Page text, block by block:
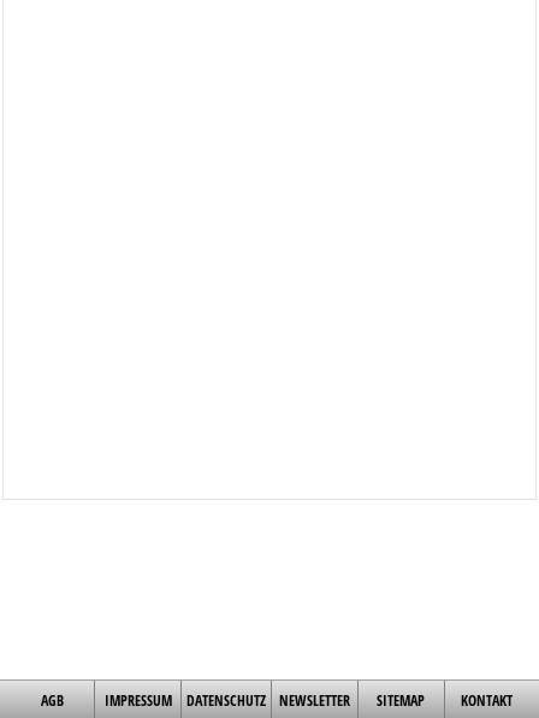
AGB IMPRESSUM DATENSCHUTZ NEWSLETTER SITEMAP KONTAKT